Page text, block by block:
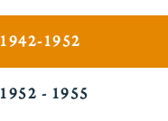
1942-1952
1952 - 1955